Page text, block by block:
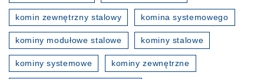
komin zewnętrzny stalowy komina systemowego
kominy modułowe stalowe kominy stalowe
kominy systemowe kominy zewnętrzne